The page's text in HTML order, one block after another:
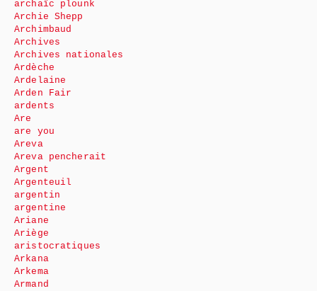
archaïc plounk
Archie Shepp
Archimbaud
Archives
Archives nationales
Ardèche
Ardelaine
Arden Fair
ardents
Are
are you
Areva
Areva pencherait
Argent
Argenteuil
argentin
argentine
Ariane
Ariège
aristocratiques
Arkana
Arkema
Armand